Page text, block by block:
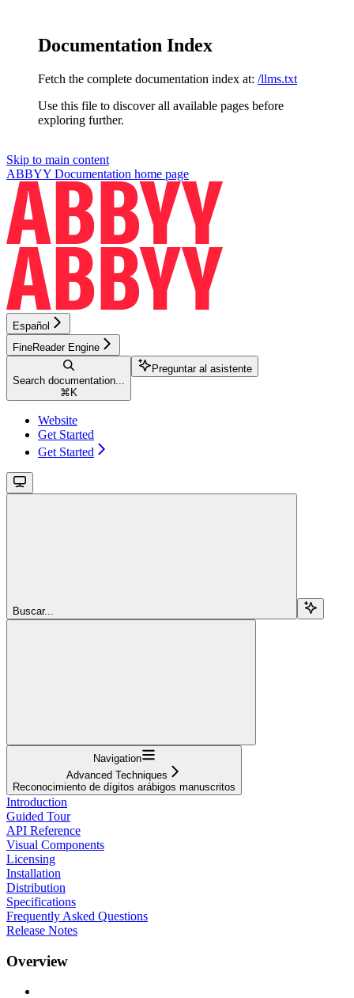
Documentation Index
Fetch the complete documentation index at: /llms.txt
Use this file to discover all available pages before
exploring further.
Skip to main content
ABBYY Documentation home page
Español
FineReader Engine
Search documentation...
⌘ K
Preguntar al asistente
Website
Get Started
Get Started
Buscar...
Navigation
Advanced Techniques
Reconocimiento de dígitos arábigos manuscritos
Introduction
Guided Tour
API Reference
Visual Components
Licensing
Installation
Distribution
Specifications
Frequently Asked Questions
Release Notes
Overview